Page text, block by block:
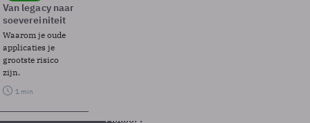
Van legacy naar
soevereiniteit
Waarom je oude
applicaties je
grootste risico
zijn.
1 min